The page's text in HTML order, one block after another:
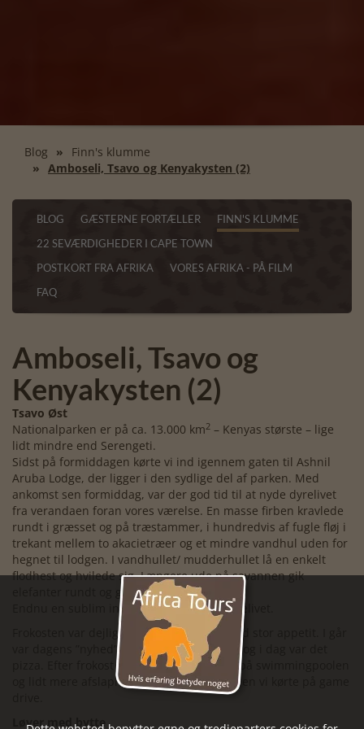
Blog
Finn's klumme
Amboseli, Tsavo og Kenyakysten (2)
BLOG GÆSTERNE FORTÆLLER
FINN'S KLUMME
22 SEVÆRDIGHEDER I CAPE TOWN
POSTKORT FRA AFRIKA
VORES AFRIKA - PÅ FILM
FAQ
Amboseli, Tsavo og
Kenyakysten (2)
Tsavo Øst
Nationalparken er på ca. 13.000 km2 – Kenyas største – lige
lidt mindre end Serengeti.
Sidst på formiddagen kørte vi ind igennem gaten til Ashnil
Aruba Lodge, der ligger i den sydlige del af parken. Med
ankomst sen formiddag, var der god tid til at nyde dyrelivet
fra verandaen foran vores værelse. En masse firben kravlede
rundt i græsset og på træstammer, i hundredvis af fugle fløj i
trekant mellem to akacietræer og et mindre vandhul uden for
hegnet til lodgen. I vandhullet/ mudderhullet lå en enkelt
flodhest og hvilede sig. Længere ude på savannen gik
elefanter rundt og græssede.
Endnu en sublim indkvartering tæt på dyrelivet.
Frokosten var dejlig og vi ”angreb” den med stor appetit. I går
var dagens ”nyhed” hjemmelavet vaniljeis og i dag var det
pizza. Efter frokost kunne vi lige nå et kig på swimmingpoolen
og lidt mere afslapning på verandaen, inden vi kørte på game
Løver med bytte